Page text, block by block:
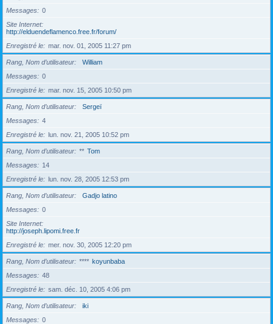
Messages
0
Site Internet
http://elduendeflamenco.free.fr/forum/
Enregistré le
mar. nov. 01, 2005 11:27 pm
Rang, Nom d’utilisateur
William
Messages
0
Enregistré le
mar. nov. 15, 2005 10:50 pm
Rang, Nom d’utilisateur
Sergeï
Messages
4
Enregistré le
lun. nov. 21, 2005 10:52 pm
Rang, Nom d’utilisateur ** Tom
Messages
14
Enregistré le
lun. nov. 28, 2005 12:53 pm
Rang, Nom d’utilisateur
Gadjo latino
Messages
0
Site Internet
http://joseph.lipomi.free.fr
Enregistré le
mer. nov. 30, 2005 12:20 pm
Rang, Nom d’utilisateur **** koyunbaba
Messages
48
Enregistré le
sam. déc. 10, 2005 4:06 pm
Rang, Nom d’utilisateur
iki
Messages
0